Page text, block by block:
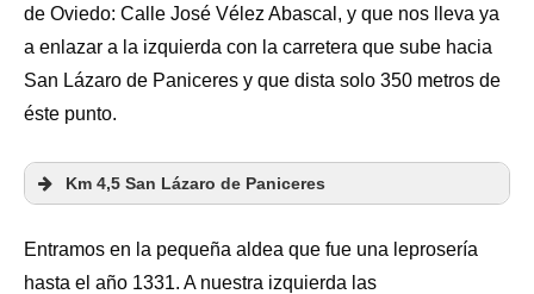
de Oviedo: Calle José Vélez Abascal, y que nos lleva ya
a enlazar a la izquierda con la carretera que sube hacia
San Lázaro de Paniceres y que dista solo 350 metros de
éste punto.
Km 4,5 San Lázaro de Paniceres
Entramos en la pequeña aldea que fue una leprosería
hasta el año 1331. A nuestra izquierda las